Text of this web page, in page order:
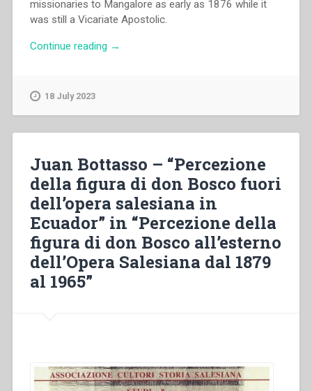
missionaries to Mangalore as early as 1876 while it
was still a Vicariate Apostolic.
Continue reading “Philomena
in
the
undivided
diocese
of
Mangalore
before
“Percezione
della
→
18 July 2023
Juan Bottasso – “Percezione
della figura di don Bosco fuori
dell’opera salesiana in
Ecuador” in “Percezione della
figura di don Bosco all’esterno
dell’Opera Salesiana dal 1879
al 1965”